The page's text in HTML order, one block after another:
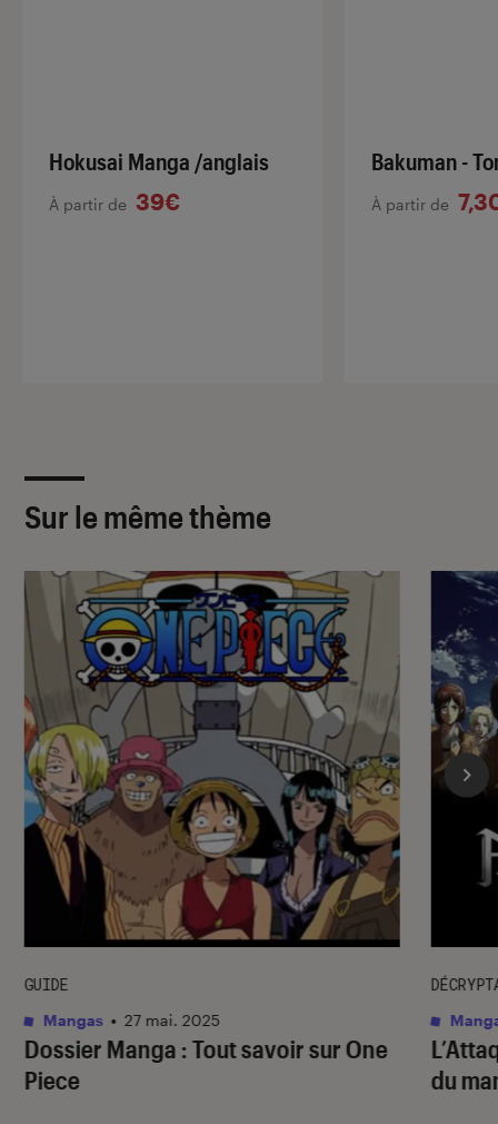
Hokusai Manga /anglais
À partir de 39€
Bakuman -
À partir de
Sur le même thème
Dossier Manga : Tout savoir sur One
Piece
GUIDE
Mangas • 27 mai. 2025
du